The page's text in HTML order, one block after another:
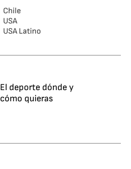
Chile
USA
USA Latino
El deporte dónde y
cómo quieras